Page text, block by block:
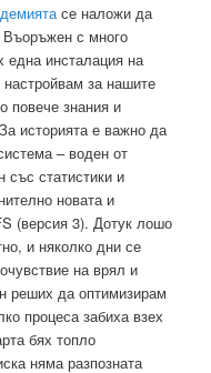
се наложи да
с много
една инсталация на
за нашите
повече знания и
историята е важно да
– воден от
със статистики и
новата и
(версия 3). Дотук лошо
и няколко дни се
на врял и
реших да оптимизирам
процеса забиха взех
бях топло
няма разпозната